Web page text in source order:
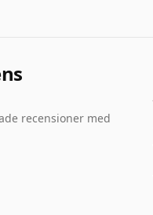
recensioner med